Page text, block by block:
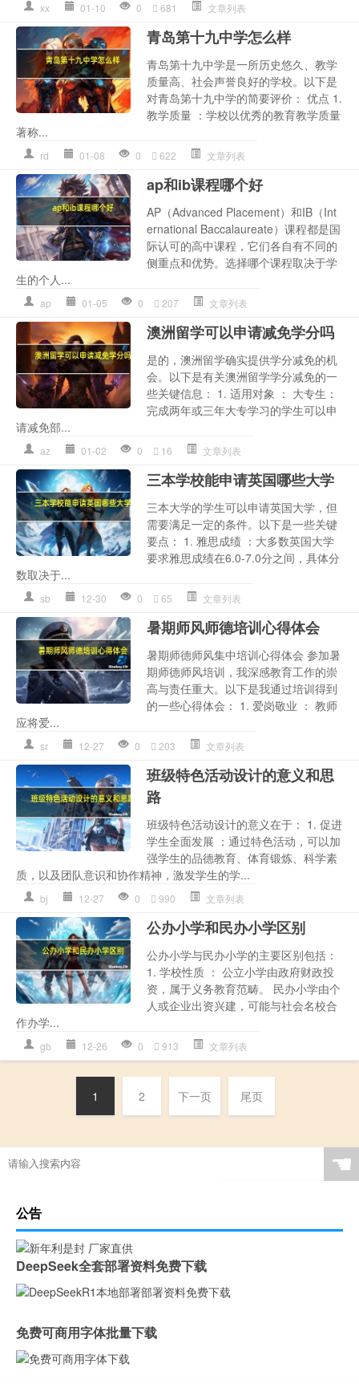
xx 01-10 0 681 文章列表
青岛第十九中学怎么样
青岛第十九中学是一所历史悠久、教学
质量高、社会声誉良好的学校。以下是
对青岛第十九中学的简要评价： 优点 1.
教学质量 ：学校以优秀的教育教学质量
著称...
rd 01-08 0 622 文章列表
ap和ib课程哪个好
AP（Advanced Placement）和IB（Int
ernational Baccalaureate）课程都是国
际认可的高中课程，它们各自有不同的
侧重点和优势。选择哪个课程取决于学
生的个人...
ap 01-05 0 207 文章列表
澳洲留学可以申请减免学分吗
是的，澳洲留学确实提供学分减免的机
会。以下是有关澳洲留学学分减免的一
些关键信息： 1. 适用对象 ： 大专生：
完成两年或三年大专学习的学生可以申
请减免部...
az 01-02 0 16 文章列表
三本学校能申请英国哪些大学
三本大学的学生可以申请英国大学，但
需要满足一定的条件。以下是一些关键
要点： 1. 雅思成绩 ：大多数英国大学
要求雅思成绩在6.0-7.0分之间，具体分
数取决于...
sb 12-30 0 65 文章列表
暑期师风师德培训心得体会
暑期师德师风集中培训心得体会 参加暑
期师德师风培训，我深感教育工作的崇
高与责任重大。以下是我通过培训得到
的一些心得体会： 1. 爱岗敬业 ： 教师
应将爱...
sr 12-27 0 203 文章列表
班级特色活动设计的意义和思
路
班级特色活动设计的意义在于： 1. 促进
学生全面发展 ：通过特色活动，可以加
强学生的品德教育、体育锻炼、科学素
质，以及团队意识和协作精神，激发学生的学...
bj 12-27 0 990 文章列表
公办小学和民办小学区别
公办小学与民办小学的主要区别包括：
1. 学校性质 ： 公立小学由政府财政投
资，属于义务教育范畴。 民办小学由个
人或企业出资兴建，可能与社会名校合
作办学...
gb 12-26 0 913 文章列表
1 2 下一页 尾页
☚
公告
DeepSeek全套部署资料免费下载
免费可商用字体批量下载